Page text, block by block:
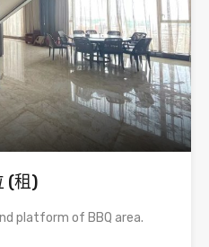
(租)
platform of BBQ area.